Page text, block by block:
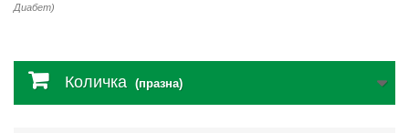
Диабет)
Количка (празна)